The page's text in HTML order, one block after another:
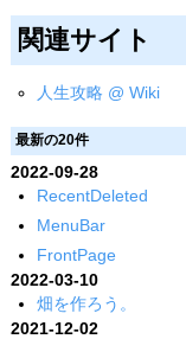
関連サイト
人生攻略 @ Wiki
最新の20件
2022-09-28
RecentDeleted
MenuBar
FrontPage
2022-03-10
畑を作ろう。
2021-12-02